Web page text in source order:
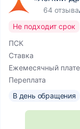
64 отзыва
ПСК
Ставка
Ежемесячный
Переплата
Не подходит срок
В день обращения